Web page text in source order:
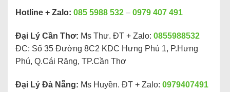
Hotline + Zalo: 085 5988 532 – 0979 407 491
Đại Lý Cần Thơ: Ms Thư. ĐT + Zalo: 0855988532
ĐC: Số 35 Đường 8C2 KDC Hưng Phú 1, P.Hưng
Phú, Q.Cái Răng, TP.Cần Thơ
Đại Lý Đà Nẵng: Ms Huyền. ĐT + Zalo: 0979407491